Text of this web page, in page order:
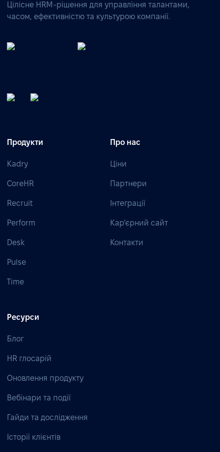
Цілісне HRM-рішення для управління талантами,
часом, ефективністю та культурою компанії.
Продукти
Kadry
CoreHR
Recruit
Perform
Desk
Pulse
Time
Про нас
Ціни
Партнери
Інтеграції
Кар’єрний сайт
Контакти
Ресурси
Блог
HR глосарій
Оновлення продукту
Вебінари та події
Гайди та дослідження
Історії клієнтів